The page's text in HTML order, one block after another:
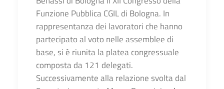
Funzione Pubblica CGIL di Bologna. In
rappresentanza dei lavoratori che hanno
partecipato al voto nelle assemblee di
base, si è riunita la platea congressuale
composta da 121 delegati.
Successivamente alla relazione svolta dal